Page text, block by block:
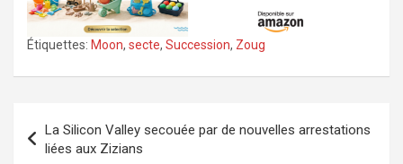
Étiquettes: Moon, secte, Succession, Zoug
de
La Silicon Valley secouée par de nouvelles arrestations
liées aux Zizians